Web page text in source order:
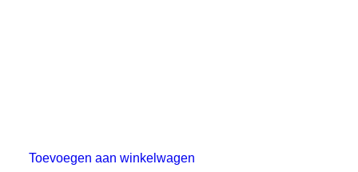
Toevoegen aan winkelwagen